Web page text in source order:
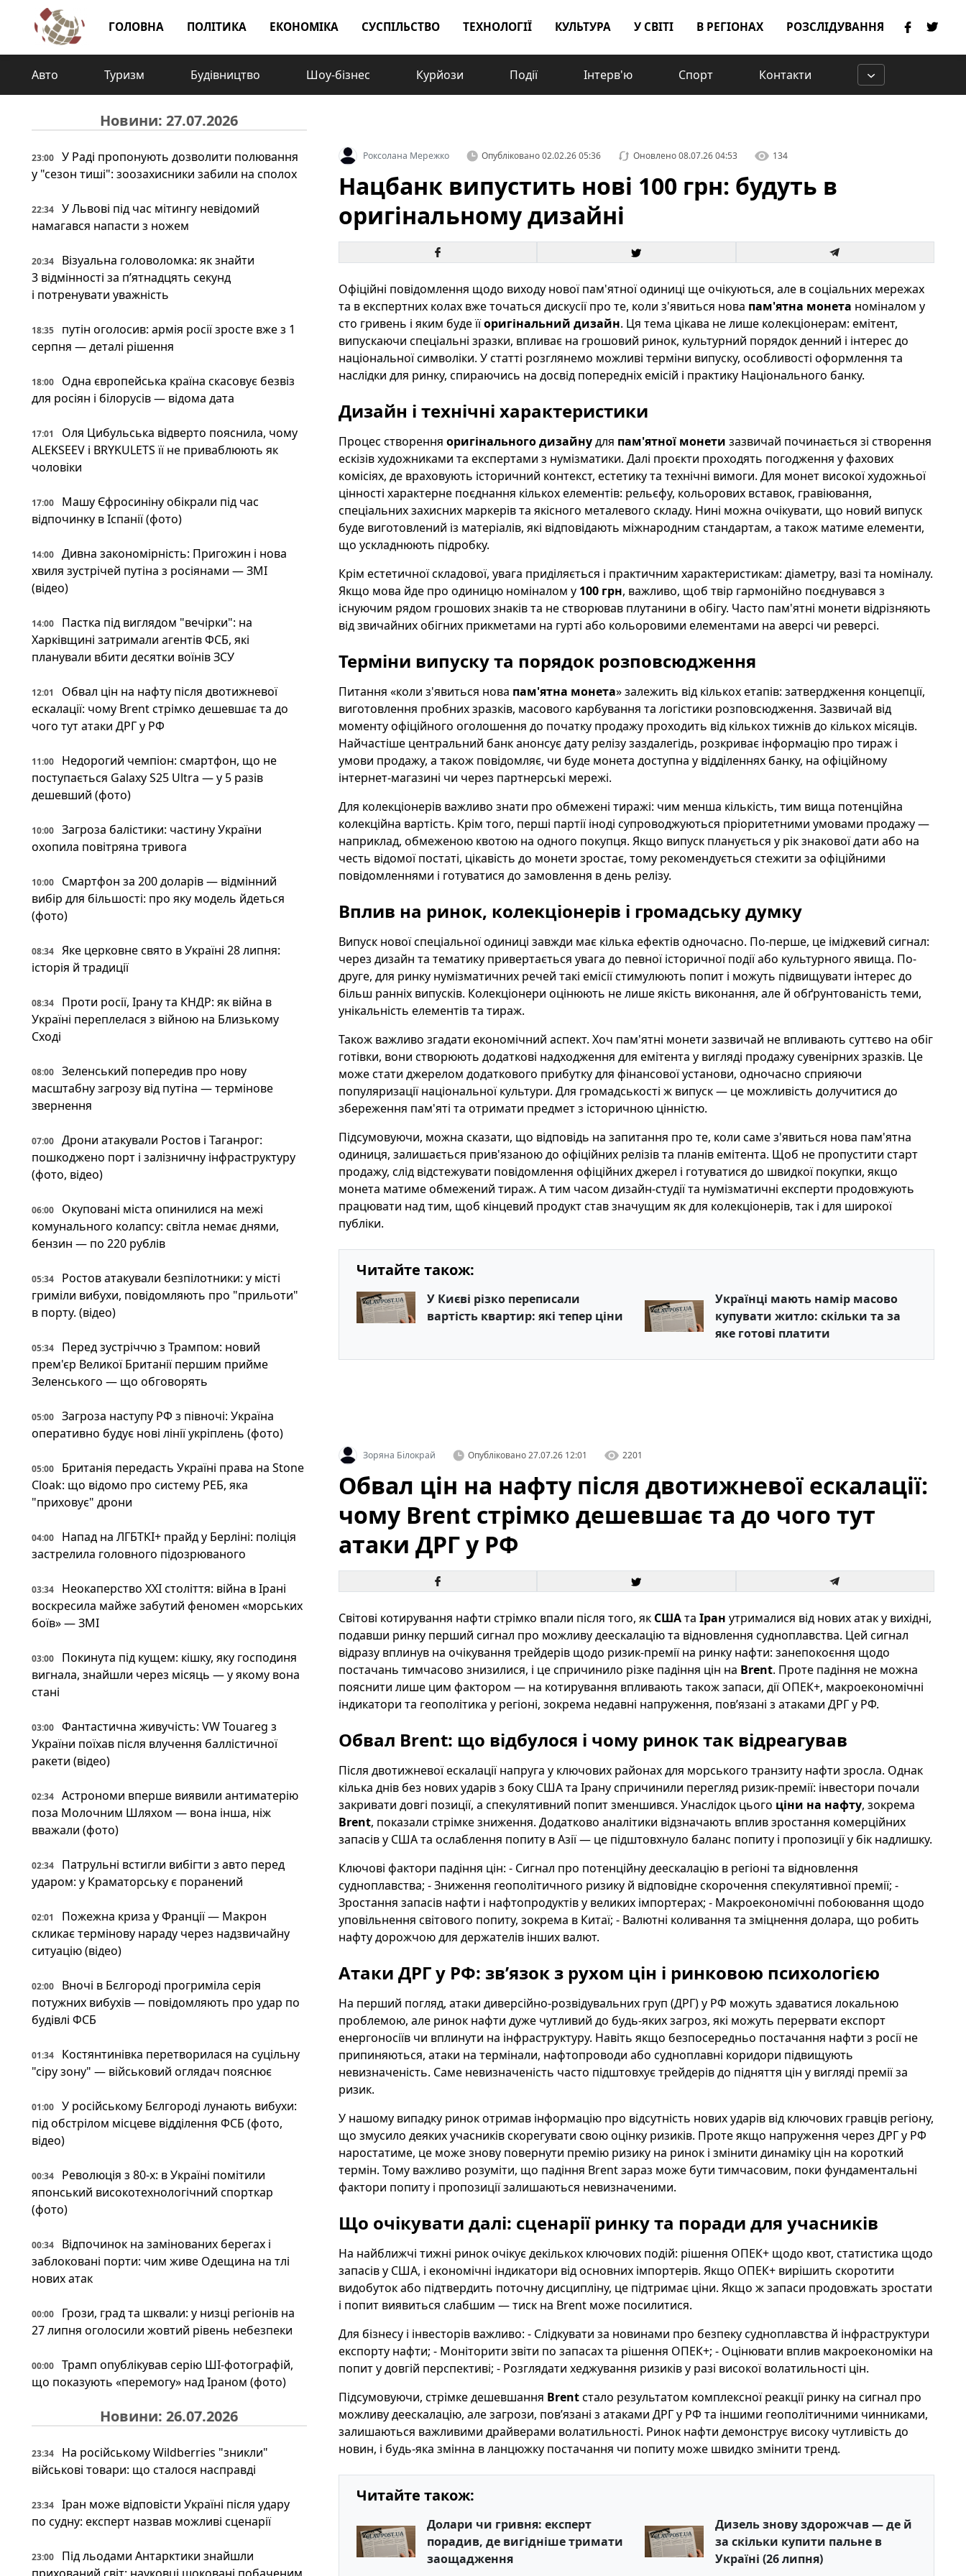
ГОЛОВНА ПОЛІТИКА ЕКОНОМІКА СУСПІЛЬСТВО ТЕХНОЛОГІЇ КУЛЬТУРА У СВІТІ В РЕГІОНАХ РОЗСЛІДУВАННЯ
Авто Туризм Будівництво Шоу-бізнес Курйози Події Інтерв'ю Спорт Контакти
Новини: 27.07.2026
23:00
У Раді пропонують дозволити полювання
у "сезон тиші": зоозахисники забили на сполох
22:34
У Львові під час мітингу невідомий
намагався напасти з ножем
20:34
Візуальна головоломка: як знайти
3 відмінності за п’ятнадцять секунд
і потренувати уважність
18:35
путін оголосив: армія росії зросте вже з 1
серпня — деталі рішення
18:00
Одна європейська країна скасовує безвіз
для росіян і білорусів — відома дата
17:01
Оля Цибульська відверто пояснила, чому
ALEKSEEV і BRYKULETS її не приваблюють як
чоловіки
17:00
Машу Єфросиніну обікрали під час
відпочинку в Іспанії (фото)
14:00
Дивна закономірність: Пригожин і нова
хвиля зустрічей путіна з росіянами — ЗМІ
(відео)
14:00
Пастка під виглядом "вечірки": на
Харківщині затримали агентів ФСБ, які
планували вбити десятки воїнів ЗСУ
12:01
Обвал цін на нафту після двотижневої
ескалації: чому Brent стрімко дешевшає та до
чого тут атаки ДРГ у РФ
11:00
Недорогий чемпіон: смартфон, що не
поступається Galaxy S25 Ultra — у 5 разів
дешевший (фото)
10:00
Загроза балістики: частину України
охопила повітряна тривога
10:00
Смартфон за 200 доларів — відмінний
вибір для більшості: про яку модель йдеться
(фото)
08:34
Яке церковне свято в Україні 28 липня:
історія й традиції
08:34
Проти росії, Ірану та КНДР: як війна в
Україні переплелася з війною на Близькому
Сході
08:00
Зеленський попередив про нову
масштабну загрозу від путіна — термінове
звернення
07:00
Дрони атакували Ростов і Таганрог:
пошкоджено порт і залізничну інфраструктуру
(фото, відео)
06:00
Окуповані міста опинилися на межі
комунального колапсу: світла немає днями,
бензин — по 220 рублів
05:34
Ростов атакували безпілотники: у місті
гриміли вибухи, повідомляють про "прильоти"
в порту. (відео)
05:34
Перед зустріччю з Трампом: новий
прем'єр Великої Британії першим прийме
Зеленського — що обговорять
05:00
Загроза наступу РФ з півночі: Україна
оперативно будує нові лінії укріплень (фото)
05:00
Британія передасть Україні права на Stone
Cloak: що відомо про систему РЕБ, яка
"приховує" дрони
04:00
Напад на ЛГБТКІ+ прайд у Берліні: поліція
застрелила головного підозрюваного
03:34
Неокаперство XXI століття: війна в Ірані
воскресила майже забутий феномен «морських
боїв» — ЗМІ
03:00
Покинута під кущем: кішку, яку господиня
вигнала, знайшли через місяць — у якому вона
стані
03:00
Фантастична живучість: VW Touareg з
України поїхав після влучення баллістичної
ракети (відео)
02:34
Астрономи вперше виявили антиматерію
поза Молочним Шляхом — вона інша, ніж
вважали (фото)
02:34
Патрульні встигли вибігти з авто перед
ударом: у Краматорську є поранений
02:01
Пожежна криза у Франції — Макрон
скликає термінову нараду через надзвичайну
ситуацію (відео)
02:00
Вночі в Бєлгороді прогриміла серія
потужних вибухів — повідомляють про удар по
будівлі ФСБ
01:34
Костянтинівка перетворилася на суцільну
"сіру зону" — військовий оглядач пояснює
01:00
У російському Бєлгороді лунають вибухи:
під обстрілом місцеве відділення ФСБ (фото,
відео)
00:34
Революція з 80-х: в Україні помітили
японський високотехнологічний спорткар
(фото)
00:34
Відпочинок на замінованих берегах і
заблоковані порти: чим живе Одещина на тлі
нових атак
00:00
Грози, град та шквали: у низці регіонів на
27 липня оголосили жовтий рівень небезпеки
00:00
Трамп опублікував серію ШІ-фотографій,
що показують «перемогу» над Іраном (фото)
Новини: 26.07.2026
23:34
На російському Wildberries "зникли"
військові товари: що сталося насправді
23:34
Іран може відповісти Україні після удару
по судну: експерт назвав можливі сценарії
23:00
Під льодами Антарктики знайшли
Роксолана Мережко Опубліковано02.02.26 05:36 Оновлено08.07.26 04:53 134
Нацбанк випустить нові 100 грн: будуть в
оригінальному дизайні
Офіційні повідомлення щодо виходу нової пам'ятної одиниці ще очікуються, але в соціальних мережах
та в експертних колах вже точаться дискусії про те, коли з'явиться нова пам'ятна монета номіналом у
сто гривень і яким буде їїоригінальний дизайн. Ця тема цікава не лише колекціонерам: емітент,
випускаючи спеціальні зразки, впливає на грошовий ринок, культурний порядок денний і інтерес до
національної символіки. У статті розглянемо можливі терміни випуску, особливості оформлення та
наслідки для ринку, спираючись на досвід попередніх емісій і практику Національного банку.
Дизайн і технічні характеристики
Процес створення оригінального дизайнудля пам'ятної монети зазвичай починається зі створення
ескізів художниками та експертами з нумізматики. Далі проєкти проходять погодження у фахових
комісіях, де враховують історичний контекст, естетику та технічні вимоги. Для монет високої художньої
цінності характерне поєднання кількох елементів: рельєфу, кольорових вставок, гравіювання,
спеціальних захисних маркерів та якісного металевого складу. Нині можна очікувати, що новий випуск
буде виготовлений із матеріалів, які відповідають міжнародним стандартам, а також матиме елементи,
що ускладнюють підробку.
Крім естетичної складової, увага приділяється і практичним характеристикам: діаметру, вазі та номіналу.
Якщо мова йде про одиницю номіналом у 100 грн, важливо, щоб твір гармонійно поєднувався з
існуючим рядом грошових знаків та не створював плутанини в обігу. Часто пам'ятні монети відрізняють
від звичайних обігних прикметами на гурті або кольоровими елементами на аверсі чи реверсі.
Терміни випуску та порядок розповсюдження
Питання «коли з'явиться нова пам'ятна монета» залежить від кількох етапів: затвердження концепції,
виготовлення пробних зразків, масового карбування та логістики розповсюдження. Зазвичай від
моменту офіційного оголошення до початку продажу проходить від кількох тижнів до кількох місяців.
Найчастіше центральний банк анонсує дату релізу заздалегідь, розкриває інформацію про тираж і
умови продажу, а також повідомляє, чи буде монета доступна у відділеннях банку, на офіційному
інтернет-магазині чи через партнерські мережі.
Для колекціонерів важливо знати про обмежені тиражі: чим менша кількість, тим вища потенційна
колекційна вартість. Крім того, перші партії іноді супроводжуються пріоритетними умовами продажу —
наприклад, обмеженою квотою на одного покупця. Якщо випуск планується у рік знакової дати або на
честь відомої постаті, цікавість до монети зростає, тому рекомендується стежити за офіційними
повідомленнями і готуватися до замовлення в день релізу.
Вплив на ринок, колекціонерів і громадську думку
Випуск нової спеціальної одиниці завжди має кілька ефектів одночасно. По-перше, це іміджевий сигнал:
через дизайн та тематику привертається увага до певної історичної події або культурного явища. По-
друге, для ринку нумізматичних речей такі емісії стимулюють попит і можуть підвищувати інтерес до
більш ранніх випусків. Колекціонери оцінюють не лише якість виконання, але й обґрунтованість теми,
унікальність елементів та тираж.
Також важливо згадати економічний аспект. Хоч пам'ятні монети зазвичай не впливають суттєво на обіг
готівки, вони створюють додаткові надходження для емітента у вигляді продажу сувенірних зразків. Це
може стати джерелом додаткового прибутку для фінансової установи, одночасно сприяючи
популяризації національної культури. Для громадськості ж випуск — це можливість долучитися до
збереження пам'яті та отримати предмет з історичною цінністю.
Підсумовуючи, можна сказати, що відповідь на запитання про те, коли саме з'явиться нова пам'ятна
одиниця, залишається прив'язаною до офіційних релізів та планів емітента. Щоб не пропустити старт
продажу, слід відстежувати повідомлення офіційних джерел і готуватися до швидкої покупки, якщо
монета матиме обмежений тираж. А тим часом дизайн-студії та нумізматичні експерти продовжують
працювати над тим, щоб кінцевий продукт став значущим як для колекціонерів, так і для широкої
публіки.
Читайте також:
У Києві різко переписали
вартість квартир: які тепер ціни
Українці мають намір масово
купувати житло: скільки та за
яке готові платити
Зоряна Білокрай Опубліковано27.07.26 12:01 2201
Обвал цін на нафту після двотижневої ескалації:
чому Brent стрімко дешевшає та до чого тут
атаки ДРГ у РФ
Світові котирування нафти стрімко впали після того, як СШАта Іран утрималися від нових атак у вихідні,
подавши ринку перший сигнал про можливу деескалацію та відновлення судноплавства. Цей сигнал
відразу вплинув на очікування трейдерів щодо ризик-премії на ринку нафти: занепокоєння щодо
постачань тимчасово знизилися, і це спричинило різке падіння цін на Brent. Проте падіння не можна
пояснити лише цим фактором — на котирування впливають також запаси, дії ОПЕК+, макроекономічні
індикатори та геополітика у регіоні, зокрема недавні напруження, пов’язані з атаками ДРГ у РФ.
Обвал Brent: що відбулося і чому ринок так відреагував
Після двотижневої ескалації напруга у ключових районах для морського транзиту нафти зросла. Однак
кілька днів без нових ударів з боку США та Ірану спричинили перегляд ризик-премії: інвестори почали
закривати довгі позиції, а спекулятивний попит зменшився. Унаслідок цього ціни на нафту, зокрема
Brent, показали стрімке зниження. Додатково аналітики відзначають вплив зростання комерційних
запасів у США та ослаблення попиту в Азії — це підштовхнуло баланс попиту і пропозиції у бік надлишку.
Ключові фактори падіння цін: - Сигнал про потенційну деескалацію в регіоні та відновлення
судноплавства; - Зниження геополітичного ризику й відповідне скорочення спекулятивної премії; -
Зростання запасів нафти і нафтопродуктів у великих імпортерах; - Макроекономічні побоювання щодо
уповільнення світового попиту, зокрема в Китаї; - Валютні коливання та зміцнення долара, що робить
нафту дорожчою для держателів інших валют.
Атаки ДРГ у РФ: зв’язок з рухом цін і ринковою психологією
На перший погляд, атаки диверсійно-розвідувальних груп (ДРГ) у РФ можуть здаватися локальною
проблемою, але ринок нафти дуже чутливий до будь-яких загроз, які можуть перервати експорт
енергоносіїв чи вплинути на інфраструктуру. Навіть якщо безпосередньо постачання нафти з росії не
припиняються, атаки на термінали, нафтопроводи або судноплавні коридори підвищують
невизначеність. Саме невизначеність часто підштовхує трейдерів до підняття цін у вигляді премії за
ризик.
У нашому випадку ринок отримав інформацію про відсутність нових ударів від ключових гравців регіону,
що змусило деяких учасників скорегувати свою оцінку ризиків. Проте якщо напруження через ДРГ у РФ
наростатиме, це може знову повернути премію ризику на ринок і змінити динаміку цін на короткий
термін. Тому важливо розуміти, що падіння Brent зараз може бути тимчасовим, поки фундаментальні
фактори попиту і пропозиції залишаються невизначеними.
Що очікувати далі: сценарії ринку та поради для учасників
На найближчі тижні ринок очікує декількох ключових подій: рішення ОПЕК+ щодо квот, статистика щодо
запасів у США, і економічні індикатори від основних імпортерів. Якщо ОПЕК+ вирішить скоротити
видобуток або підтвердить поточну дисципліну, це підтримає ціни. Якщо ж запаси продовжать зростати
і попит виявиться слабшим — тиск на Brent може посилитися.
Для бізнесу і інвесторів важливо: - Слідкувати за новинами про безпеку судноплавства й інфраструктури
експорту нафти; - Моніторити звіти по запасах та рішення ОПЕК+; - Оцінювати вплив макроекономіки на
попит у довгій перспективі; - Розглядати хеджування ризиків у разі високої волатильності цін.
Підсумовуючи, стрімке дешевшання Brentстало результатом комплексної реакції ринку на сигнал про
можливу деескалацію, але загрози, пов’язані з атаками ДРГ у РФ та іншими геополітичними чинниками,
залишаються важливими драйверами волатильності. Ринок нафти демонструє високу чутливість до
новин, і будь-яка змінна в ланцюжку постачання чи попиту може швидко змінити тренд.
Читайте також:
Долари чи гривня: експерт
порадив, де вигідніше тримати
заощадження
Дизель знову здорожчав — де й
за скільки купити пальне в
Україні (26 липня)